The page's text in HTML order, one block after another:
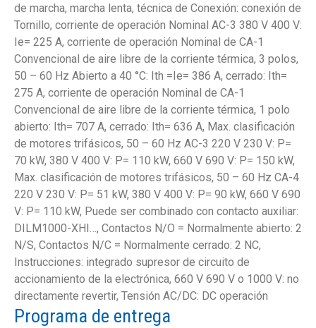
de marcha, marcha lenta, técnica de Conexión: conexión de
Tornillo, corriente de operación Nominal AC-3 380 V 400 V:
Ie= 225 A, corriente de operación Nominal de CA-1
Convencional de aire libre de la corriente térmica, 3 polos,
50 – 60 Hz Abierto a 40 °C: Ith =Ie= 386 A, cerrado: Ith=
275 A, corriente de operación Nominal de CA-1
Convencional de aire libre de la corriente térmica, 1 polo
abierto: Ith= 707 A, cerrado: Ith= 636 A, Max. clasificación
de motores trifásicos, 50 – 60 Hz AC-3 220 V 230 V: P=
70 kW, 380 V 400 V: P= 110 kW, 660 V 690 V: P= 150 kW,
Max. clasificación de motores trifásicos, 50 – 60 Hz CA-4
220 V 230 V: P= 51 kW, 380 V 400 V: P= 90 kW, 660 V 690
V: P= 110 kW, Puede ser combinado con contacto auxiliar:
DILM1000-XHI…, Contactos N/O = Normalmente abierto: 2
N/S, Contactos N/C = Normalmente cerrado: 2 NC,
Instrucciones: integrado supresor de circuito de
accionamiento de la electrónica, 660 V 690 V o 1000 V: no
directamente revertir, Tensión AC/DC: DC operación
Programa de entrega